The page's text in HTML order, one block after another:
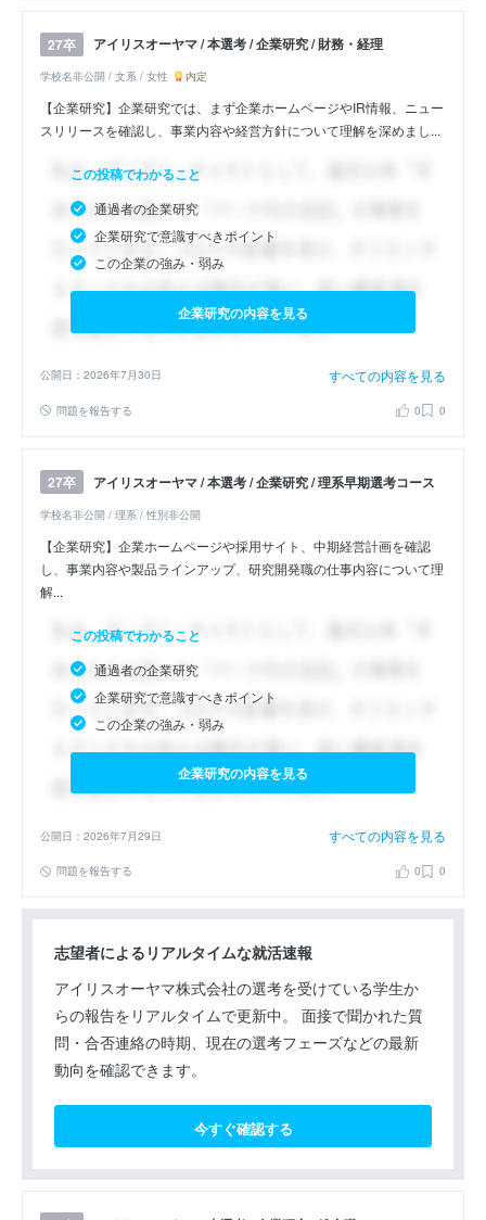
27卒 アイリスオーヤマ / 本選考 / 企業研究 / 財務・経理
学校名非公開 / 文系 / 女性 内定
【企業研究】企業研究では、まず企業ホームページやIR情報、ニュー
スリリースを確認し、事業内容や経営方針について理解を深めまし...
この投稿でわかること
通過者の企業研究
企業研究で意識すべきポイント
この企業の強み・弱み
企業研究の内容を見る
公開日：2026年7月30日 すべての内容を見る
問題を報告する 0 0
27卒 アイリスオーヤマ / 本選考 / 企業研究 / 理系早期選考コース
学校名非公開 / 理系 / 性別非公開
【企業研究】企業ホームページや採用サイト、中期経営計画を確認
し、事業内容や製品ラインアップ、研究開発職の仕事内容について理
解...
この投稿でわかること
通過者の企業研究
企業研究で意識すべきポイント
この企業の強み・弱み
企業研究の内容を見る
公開日：2026年7月29日 すべての内容を見る
問題を報告する 0 0
志望者によるリアルタイムな就活速報
アイリスオーヤマ株式会社の選考を受けている学生か
らの報告をリアルタイムで更新中。 面接で聞かれた質
問・合否連絡の時期、現在の選考フェーズなどの最新
動向を確認できます。
今すぐ確認する